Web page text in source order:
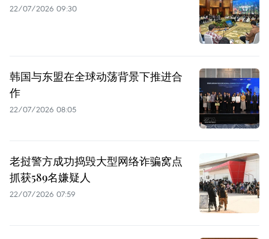
22/07/2026 09:30
韩国与东盟在全球动荡背景下推进合
作
22/07/2026 08:05
老挝警方成功捣毁大型网络诈骗窝点
抓获589名嫌疑人
22/07/2026 07:59